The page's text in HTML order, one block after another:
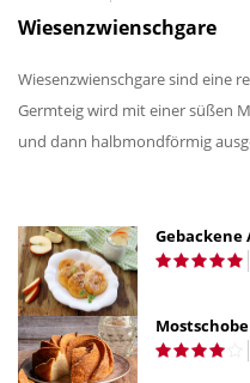
Wiesenzwienschgare
Wiesenzwienschgare sind eine
Germteig wird mit einer süßen
und dann halbmondförmig